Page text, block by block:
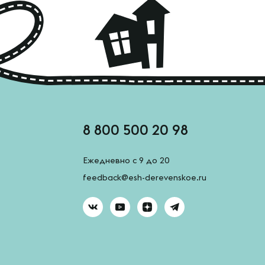
8 800 500 20 98
Ежедневно с 9 до 20
feedback@esh-derevenskoe.ru